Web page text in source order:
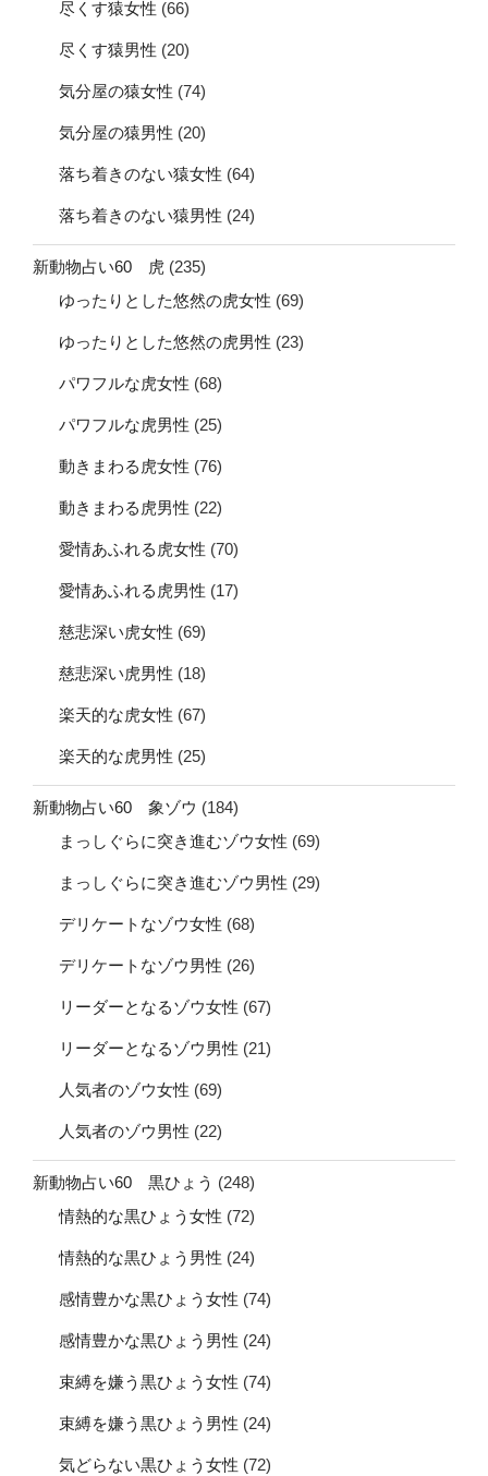
尽くす猿女性 (66)
尽くす猿男性 (20)
気分屋の猿女性 (74)
気分屋の猿男性 (20)
落ち着きのない猿女性 (64)
落ち着きのない猿男性 (24)
新動物占い60 虎 (235)
ゆったりとした悠然の虎女性 (69)
ゆったりとした悠然の虎男性 (23)
パワフルな虎女性 (68)
パワフルな虎男性 (25)
動きまわる虎女性 (76)
動きまわる虎男性 (22)
愛情あふれる虎女性 (70)
愛情あふれる虎男性 (17)
慈悲深い虎女性 (69)
慈悲深い虎男性 (18)
楽天的な虎女性 (67)
楽天的な虎男性 (25)
新動物占い60 象ゾウ (184)
まっしぐらに突き進むゾウ女性 (69)
まっしぐらに突き進むゾウ男性 (29)
デリケートなゾウ女性 (68)
デリケートなゾウ男性 (26)
リーダーとなるゾウ女性 (67)
リーダーとなるゾウ男性 (21)
人気者のゾウ女性 (69)
人気者のゾウ男性 (22)
新動物占い60 黒ひょう (248)
情熱的な黒ひょう女性 (72)
情熱的な黒ひょう男性 (24)
感情豊かな黒ひょう女性 (74)
感情豊かな黒ひょう男性 (24)
束縛を嫌う黒ひょう女性 (74)
束縛を嫌う黒ひょう男性 (24)
気どらない黒ひょう女性 (72)